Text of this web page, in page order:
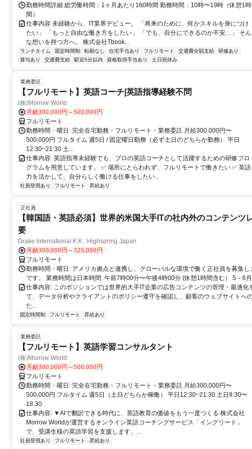
勤務時間詳細 総労働時間：1ヶ月あたり160時間 勤務時間：10時〜19時（休憩1時
間）
仕事内容 未経験から、IT業界デビュー。 「将来のために、何かスキルを身につけ
たい」 「もっと自由な働き方をしたい」 「でも、自分にできるのか不安…」 そん
な想いを持つ方へ。 株式会社Tbook...
ランチタイム 固定時間制 転勤なし 住宅手当あり フルリモート 交通費全額支給
研修あり
賞与あり
交通費支給 駅近5分以内 資格取得手当あり 土日祝休み
業務委託
【フルリモート】英語コーチ|英語指導経験不問
(株)Morrow World
月給300,000円～500,000円
フルリモート
勤務時間・曜日: 完全在宅勤務・フルリモート・業務委託 月給300,000円〜
500,000円 フルタイム 週5日 / 固定曜日勤務（必ず土日のどちらか勤務） 平日
12:30~21:30 土...
仕事内容: 英語指導未経験でも、プロの英語コーチとして活躍するための研修プロ
グラムを用意しています。 ✅ 場所にとらわれず、フルリモートで働きたい ✅ 英語
力を活かして、自分らしく働ける仕事をしたい...
社員登用あり フルリモート 昇給あり
正社員
【韓国語・英語必須】世界的米国大手ITの社内外のコンテンツ
要
Drake International K.K., Highspring Japan
月給300,000円～325,000円
フルリモート
勤務時間・曜日: アメリカ拠点と連携し、グローバルな環境で働く正社員を募集し
です。 業務時間は日本時間: 午前7時00分〜午後4時00分 (休憩1時間含む） 5－6
仕事内容: このポジションでは世界的大手IT企業の広告コンテンツの管理・最適化
て、データ分析やクライアントのポリシー遵守を確認し、顧客のウェブサイトへ
た...
固定時間制 フルリモート 昇給あり
業務委託
【フルリモート】英語学習コンサルタント
(株)Morrow World
月給300,000円～500,000円
フルリモート
勤務時間・曜日: 完全在宅勤務・フルリモート・業務委託 月給300,000円〜
500,000円 フルタイム 週5日（土日どちらか稼働） 平日12:30~21:30 土日9:30〜
18:30
仕事内容: ▼AIで翻訳できる時代に、英語教育の価値をもう一度つくる 株式会社
Morrow Worldが運営するオンライン英語コーチングサービス「イングリード」
で、受講生様の英語学習を支援します。...
社員登用あり フルリモート 昇給あり